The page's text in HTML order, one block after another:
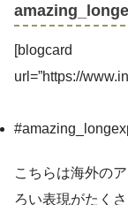
[blogcard
url=”https://
こちらは海外の
ろい表現がたくさ